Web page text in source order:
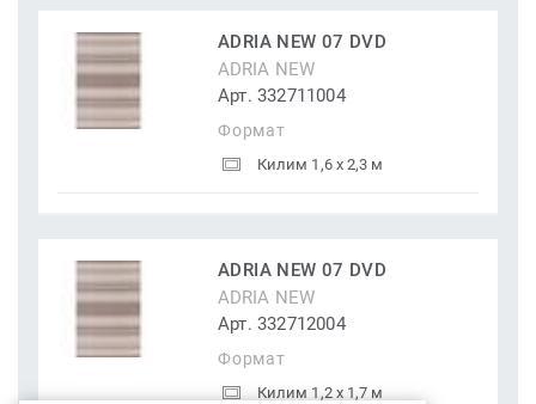
ADRIA NEW 07 DVD
ADRIA NEW
Арт. 332711004
Формат
Килим 1,6 x 2,3 м
ADRIA NEW 07 DVD
ADRIA NEW
Арт. 332712004
Формат
Килим 1,2 x 1,7 м